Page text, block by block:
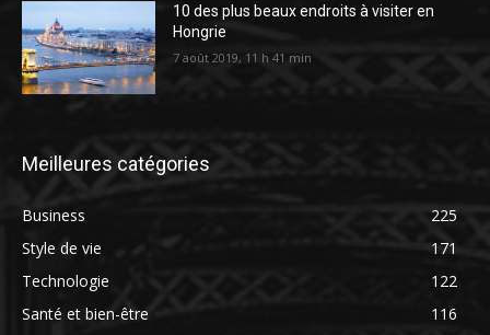
10 des plus beaux endroits à visiter en
Hongrie
7 août 2019, 11 h 41 min
Meilleures catégories
Business
225
Style de vie
171
Technologie
122
Santé et bien-être
116